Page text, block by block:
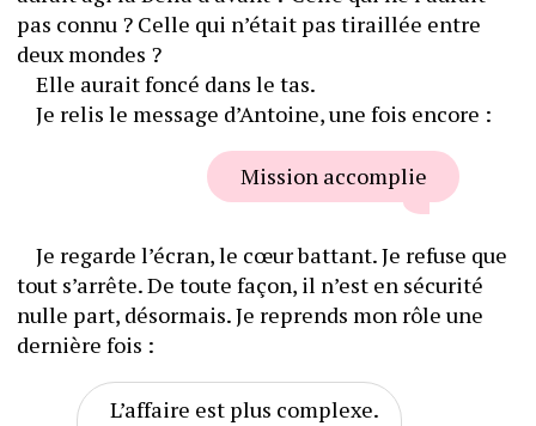
pas connu ? Celle qui n’était pas tiraillée entre
deux mondes ?
	Elle aurait foncé dans le tas.
	Je relis le message d’Antoine, une fois encore :
Mission accomplie
	Je regarde l’écran, le cœur battant. Je refuse que
tout s’arrête. De toute façon, il n’est en sécurité
nulle part, désormais. Je reprends mon rôle une
dernière fois :
L’affaire est plus complexe.